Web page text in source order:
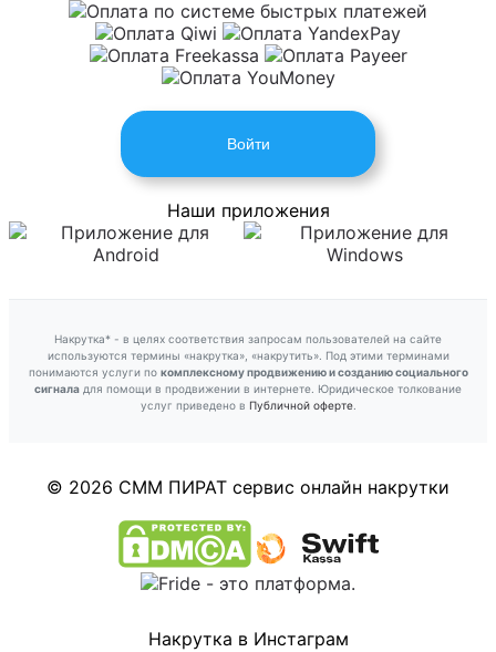
Войти
Наши приложения
Накрутка* - в целях соответствия запросам пользователей на сайте
используются термины «накрутка», «накрутить». Под этими терминами
понимаются услуги по комплексному продвижению и созданию социального
сигнала для помощи в продвижении в интернете. Юридическое толкование
услуг приведено в Публичной оферте.
© 2026 СММ ПИРАТ сервис онлайн накрутки
Накрутка в Инстаграм